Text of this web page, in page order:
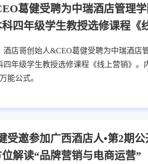
葛健受聘为中瑞酒店管理学
四年级学生教授选修课程《
酒店哥创始人&CEO葛健受聘为中瑞酒店
四年级学生教授选修课程《线上营销》。
能公式。
受邀参加广西酒店人•第2期
解读“品牌营销与电商运营”